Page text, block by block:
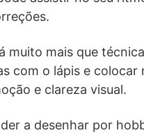
muito mais que
com o lápis e
e clareza visual.
a desenhar por